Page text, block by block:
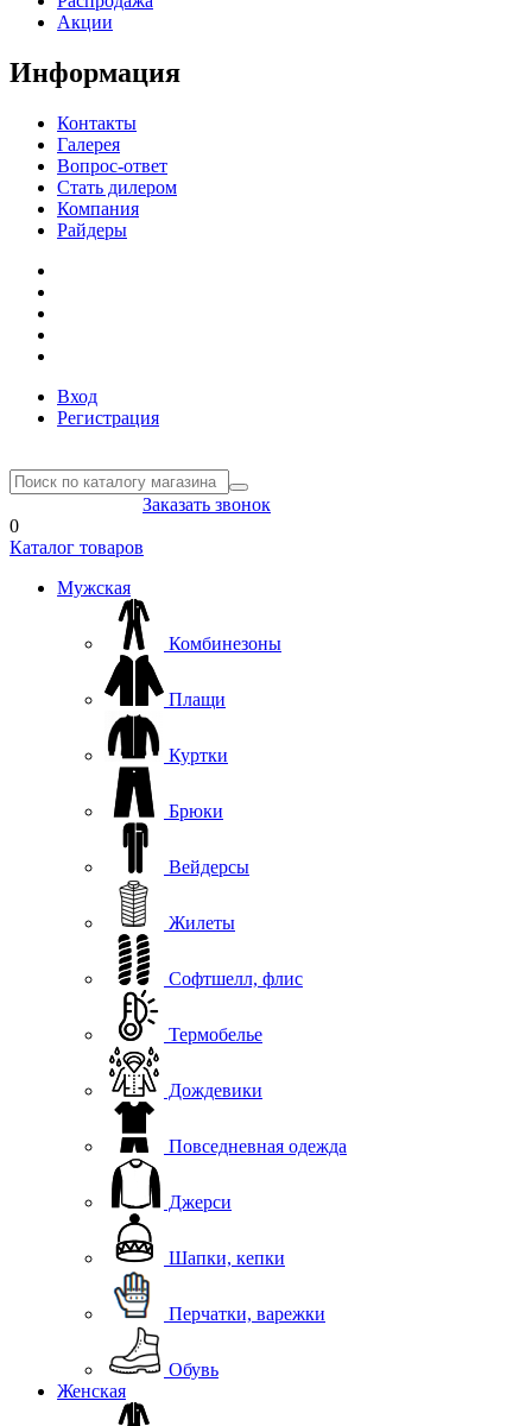
Акции
Информация
Контакты
Галерея
Вопрос-ответ
Стать дилером
Компания
Райдеры
Вход
Регистрация
Заказать звонок
0
Каталог товаров
Мужская
Комбинезоны
Плащи
Куртки
Брюки
Вейдерсы
Жилеты
Софтшелл, флис
Термобелье
Дождевики
Повседневная одежда
Джерси
Шапки, кепки
Перчатки, варежки
Обувь
Женская